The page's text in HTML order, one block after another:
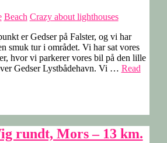
Beach Crazy about lighthouses
er Gedser på Falster, og vi har
smuk tur i området. Vi har sat vores
hvor vi parkerer vores bil på den lille
Gedser Lystbådehavn. Vi … Read
rundt, Mors – 13 km.